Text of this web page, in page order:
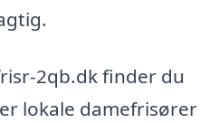
2qb.dk finder du
lokale damefrisører